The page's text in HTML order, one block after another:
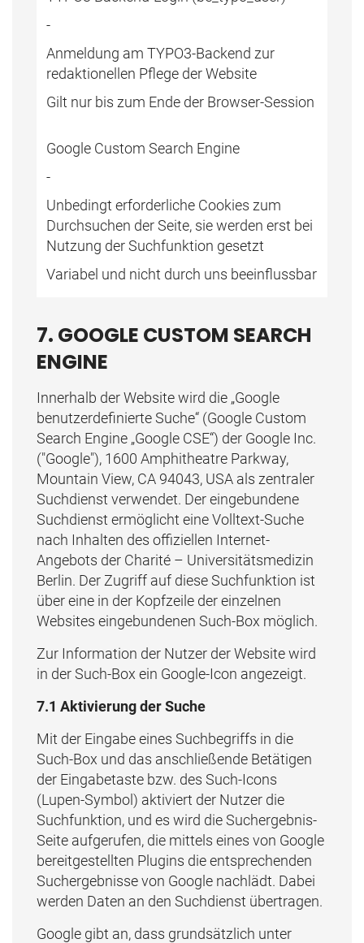
-
Anmeldung am TYPO3-Backend zur
redaktionellen Pflege der Website
Gilt nur bis zum Ende der Browser-Session
Google Custom Search Engine
-
Unbedingt erforderliche Cookies zum
Durchsuchen der Seite, sie werden erst bei
Nutzung der Suchfunktion gesetzt
Variabel und nicht durch uns beeinflussbar
7. GOOGLE CUSTOM SEARCH
ENGINE
Innerhalb der Website wird die „Google
benutzerdefinierte Suche“ (Google Custom
Search Engine „Google CSE“) der Google Inc.
("Google"), 1600 Amphitheatre Parkway,
Mountain View, CA 94043, USA als zentraler
Suchdienst verwendet. Der eingebundene
Suchdienst ermöglicht eine Volltext-Suche
nach Inhalten des offiziellen Internet-
Angebots der Charité – Universitätsmedizin
Berlin. Der Zugriff auf diese Suchfunktion ist
über eine in der Kopfzeile der einzelnen
Websites eingebundenen Such-Box möglich.
Zur Information der Nutzer der Website wird
in der Such-Box ein Google-Icon angezeigt.
7.1 Aktivierung der Suche
Mit der Eingabe eines Suchbegriffs in die
Such-Box und das anschließende Betätigen
der Eingabetaste bzw. des Such-Icons
(Lupen-Symbol) aktiviert der Nutzer die
Suchfunktion, und es wird die Suchergebnis-
Seite aufgerufen, die mittels eines von Google
bereitgestellten Plugins die entsprechenden
Suchergebnisse von Google nachlädt. Dabei
werden Daten an den Suchdienst übertragen.
Google gibt an, dass grundsätzlich unter